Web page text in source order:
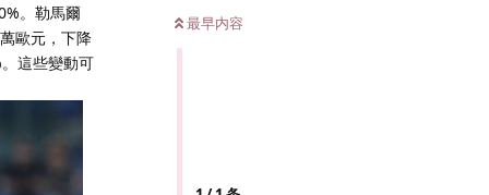
最早内容
。勒馬爾
歐元，下降
這些變動可